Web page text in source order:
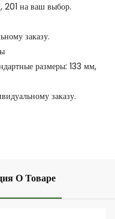
201 на ваш выбор.
заказу.
размеры: 133 мм,
заказу.
О Товаре